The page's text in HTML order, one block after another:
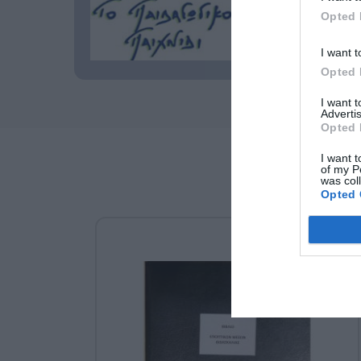
Opted
I want
Opted
I want
Opted
I want
of my
was
Opted